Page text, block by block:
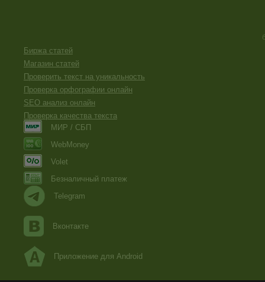
Биржа статей
Магазин статей
Проверить текст на уникальность
Проверка орфографии онлайн
SEO анализ онлайн
Проверка качества текста
МИР / СБП
WebMoney
Volet
Безналичный платеж
Telegram
Вконтакте
Приложение для Android